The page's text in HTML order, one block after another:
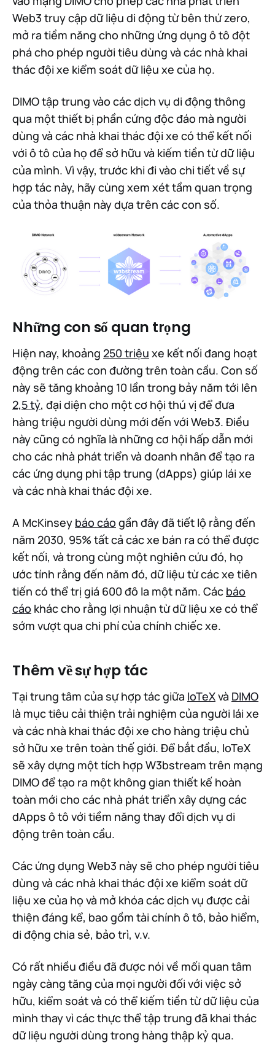
Web3 truy cập dữ liệu di động từ bên thứ zero,
mở ra tiềm năng cho những ứng dụng ô tô đột
phá cho phép người tiêu dùng và các nhà khai
thác đội xe kiểm soát dữ liệu xe của họ.
DIMO tập trung vào các dịch vụ di động thông
qua một thiết bị phần cứng độc đáo mà người
dùng và các nhà khai thác đội xe có thể kết nối
với ô tô của họ để sở hữu và kiếm tiền từ dữ liệu
của mình. Vì vậy, trước khi đi vào chi tiết về sự
hợp tác này, hãy cùng xem xét tầm quan trọng
của thỏa thuận này dựa trên các con số.
Những con số quan trọng
Hiện nay, khoảng 250 triệu xe kết nối đang hoạt
động trên các con đường trên toàn cầu. Con số
này sẽ tăng khoảng 10 lần trong bảy năm tới lên
2,5 tỷ, đại diện cho một cơ hội thú vị để đưa
hàng triệu người dùng mới đến với Web3. Điều
này cũng có nghĩa là những cơ hội hấp dẫn mới
cho các nhà phát triển và doanh nhân để tạo ra
các ứng dụng phi tập trung (dApps) giúp lái xe
và các nhà khai thác đội xe.
A McKinsey báo cáo gần đây đã tiết lộ rằng đến
năm 2030, 95% tất cả các xe bán ra có thể được
kết nối, và trong cùng một nghiên cứu đó, họ
ước tính rằng đến năm đó, dữ liệu từ các xe tiên
tiến có thể trị giá 600 đô la một năm. Các báo
cáo khác cho rằng lợi nhuận từ dữ liệu xe có thể
sớm vượt qua chi phí của chính chiếc xe.
Thêm về sự hợp tác
Tại trung tâm của sự hợp tác giữa IoTeXvà DIMO
là mục tiêu cải thiện trải nghiệm của người lái xe
và các nhà khai thác đội xe cho hàng triệu chủ
sở hữu xe trên toàn thế giới. Để bắt đầu, IoTeX
sẽ xây dựng một tích hợp W3bstream trên mạng
DIMO để tạo ra một không gian thiết kế hoàn
toàn mới cho các nhà phát triển xây dựng các
dApps ô tô với tiềm năng thay đổi dịch vụ di
động trên toàn cầu.
Các ứng dụng Web3 này sẽ cho phép người tiêu
dùng và các nhà khai thác đội xe kiểm soát dữ
liệu xe của họ và mở khóa các dịch vụ được cải
thiện đáng kể, bao gồm tài chính ô tô, bảo hiểm,
di động chia sẻ, bảo trì, v.v.
Có rất nhiều điều đã được nói về mối quan tâm
ngày càng tăng của mọi người đối với việc sở
hữu, kiểm soát và có thể kiếm tiền từ dữ liệu của
mình thay vì các thực thể tập trung đã khai thác
dữ liệu người dùng trong hàng thập kỷ qua.